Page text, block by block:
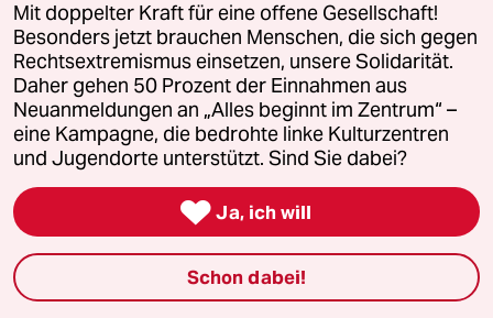
Le Monde diplomatique
taz Archiv
Mehr taz Angebote
Reisen
Kantine
Mit doppelter Kraft für eine offene Gesellschaft!
Besonders jetzt brauchen Menschen, die sich gegen
Rechtsextremismus einsetzen, unsere Solidarität.
Daher gehen 50 Prozent der Einnahmen aus
Neuanmeldungen an „Alles beginnt im Zentrum“ –
eine Kampagne, die bedrohte linke Kulturzentren
und Jugendorte unterstützt. Sind Sie dabei?
 Ja, ich will
Schon dabei!